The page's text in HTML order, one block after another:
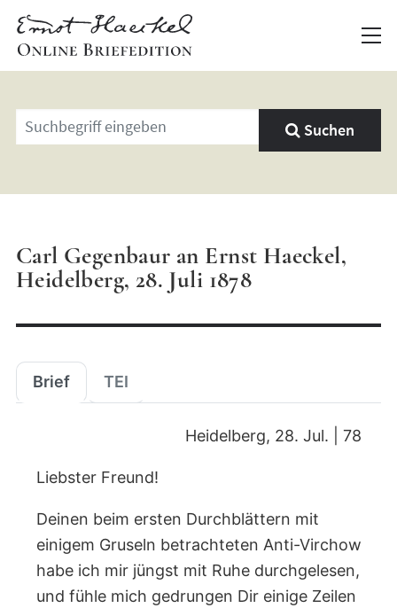
Geben
Sie
Suchbegriff
Suchen
Carl Gegenbaur an Ernst Haeckel,
Heidelberg, 28. Juli 1878
Brief TEI
Heidelberg, 28. Jul. | 78
Liebster Freund!
Deinen beim ersten Durchblättern mit
einigem Gruseln betrachteten Anti-Virchow
habe ich mir jüngst mit Ruhe durchgelesen,
und fühle mich gedrungen Dir einige Zeilen